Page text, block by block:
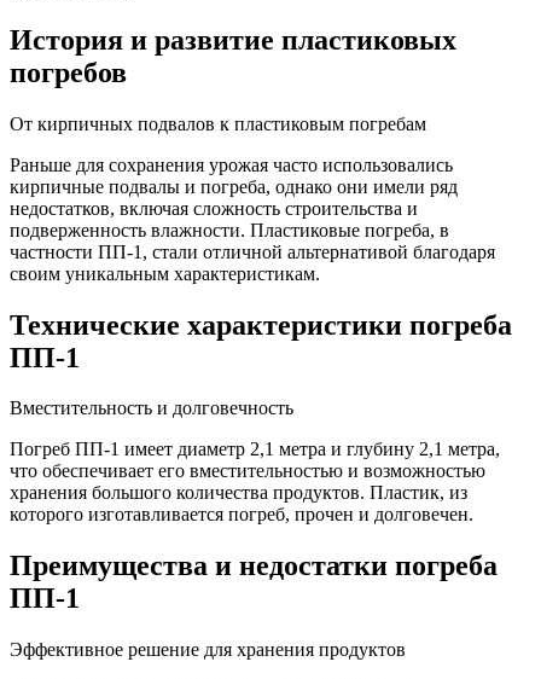
История и развитие пластиковых
погребов
От кирпичных подвалов к пластиковым погребам
Раньше для сохранения урожая часто использовались
кирпичные подвалы и погреба, однако они имели ряд
недостатков, включая сложность строительства и
подверженность влажности. Пластиковые погреба, в
частности ПП-1, стали отличной альтернативой благодаря
своим уникальным характеристикам.
Технические характеристики погреба
ПП-1
Вместительность и долговечность
Погреб ПП-1 имеет диаметр 2,1 метра и глубину 2,1 метра,
что обеспечивает его вместительностью и возможностью
хранения большого количества продуктов. Пластик, из
которого изготавливается погреб, прочен и долговечен.
Преимущества и недостатки погреба
ПП-1
Эффективное решение для хранения продуктов